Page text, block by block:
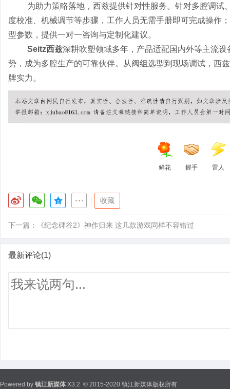
为助力策略落地，西兹提供针对性服务。针对多腔调
度校准、机械调节等步骤，工作人员无需手册即可完成操作
型参数，提供一对一咨询与定制化建议。
Seitz西兹深耕吹塑领域多年，产品适配国内外等主流
势，成为多腔生产的可靠伙伴。从阀组选型到现场调试，西
牌实力。
鲜花 握手 雷人
收藏
下一篇： 《纪念碑谷2》神作归来 这几款游戏同样不容错过
最新评论(1)
Powered by 镇江新媒体 X3.2 © 2015-2020 镇江新媒体版权所有